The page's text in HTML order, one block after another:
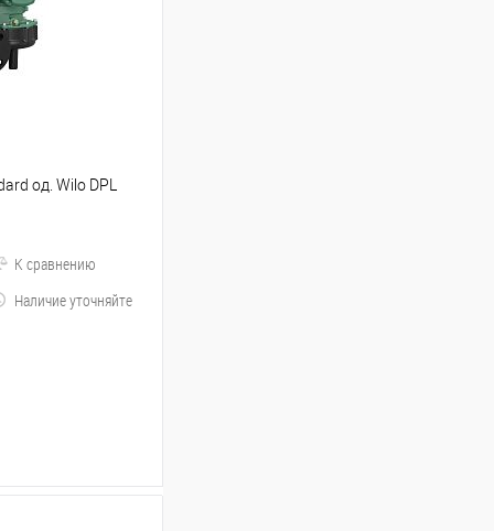
од. Wilo DPL
К сравнению
Наличие уточняйте